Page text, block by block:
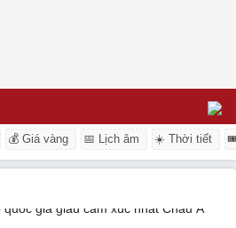
💰 Giá vàng 📅 Lịch âm ☀️ Thời tiết